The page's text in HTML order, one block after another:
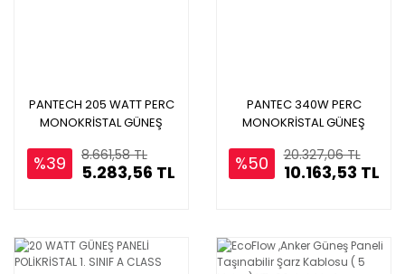
PANTECH 205 WATT PERC
MONOKRİSTAL GÜNEŞ
%39 8.661,58 TL
5.283,56 TL
PANTEC 340W PERC
MONOKRİSTAL GÜNEŞ
%50 20.327,06 TL
10.163,53 TL